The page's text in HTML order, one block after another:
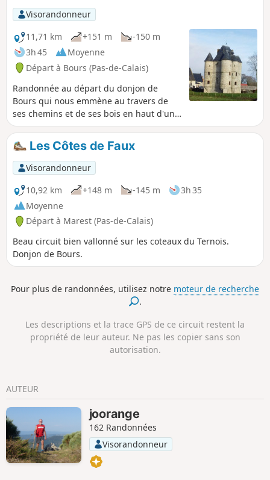
Visorandonneur
11,71 km
+151 m
-150 m
3h 45
Moyenne
Départ à Bours (Pas-de-Calais)
Randonnée au départ du donjon de
Bours qui nous emmène au travers de
ses chemins et de ses bois en haut d'une
colline avec des points de vue
remarquables. Vous redescendrez par
les Eguerguettes vers le village.
Attention : descente difficile par temps
humide et pour finir petit tour dans les
ruelles de Bours.
Les Côtes de Faux
Visorandonneur
10,92 km
+148 m -145 m
3h 35
Moyenne
Départ à Marest (Pas-de-Calais)
Beau circuit bien vallonné sur les coteaux du Ternois.
Donjon de Bours.
Pour plus de randonnées, utilisez notre moteur de recherche
.
Les descriptions et la trace GPS de ce circuit restent la
propriété de leur auteur. Ne pas les copier sans son
autorisation.
AUTEUR
joorange
162 Randonnées
Visorandonneur